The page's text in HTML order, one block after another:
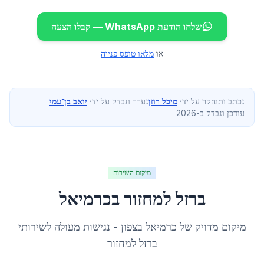
שלחו הודעת WhatsApp — קבלו הצעה
או מלאו טופס פנייה
נכתב ותוחקר על ידי מיכל רוזןנערך ונבדק על ידי יואב בן־עמי
עודכן ונבדק ב-2026
מיקום השירות
ברזל למחזורבכרמיאל
מיקום מדויק של כרמיאל בצפון - נגישות מעולה לשירותי
ברזל למחזור